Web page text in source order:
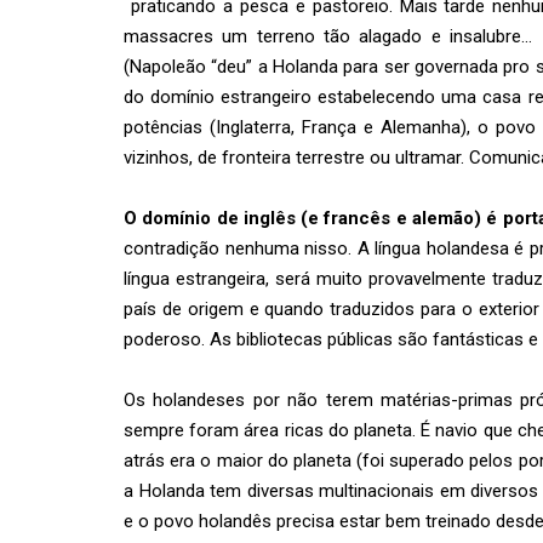
praticando a pesca e pastoreio. Mais tarde
massacres um terreno tão alagado e
(Napoleão “deu” a Holanda para ser governada
do domínio estrangeiro estabelecendo uma casa
potências (Inglaterra, França e Alemanha), o
vizinhos, de fronteira terrestre ou ultramar.
O domínio de inglês (e francês e alemão) é
contradição nenhuma nisso. A língua holandesa é
língua estrangeira, será muito provavelmente
país de origem e quando traduzidos para o
poderoso. As bibliotecas públicas são fantásticas
Os holandeses por não terem matérias-primas
sempre foram área ricas do planeta. É navio que
atrás era o maior do planeta (foi superado pelos
a Holanda tem diversas multinacionais em
e o povo holandês precisa estar bem treinado